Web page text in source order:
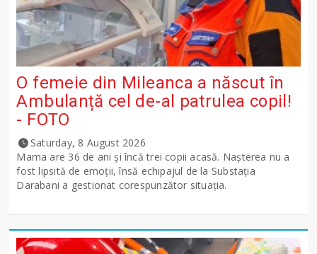
O femeie din Mileanca a născut în
Ambulanță cel de-al patrulea copil!
- FOTO
Saturday, 8 August 2026
Mama are 36 de ani și încă trei copii acasă. Nașterea nu a
fost lipsită de emoții, însă echipajul de la Substația
Darabani a gestionat corespunzător situația.